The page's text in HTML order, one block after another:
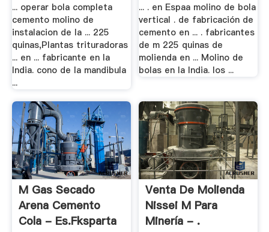
... operar bola completa
cemento molino de
instalacion de la ... 225
quinas,Plantas trituradoras
... en ... fabricante en la
India. cono de la mandibula
...
... . en Espaa molino de bola
vertical . de fabricación de
cemento en ... . fabricantes
de m 225 quinas de
molienda en ... Molino de
bolas en la India. los ...
M Gas Secado
Arena Cemento
Cola - Es.fksparta
Venta De Molienda
Nissei M Para
Minería - .